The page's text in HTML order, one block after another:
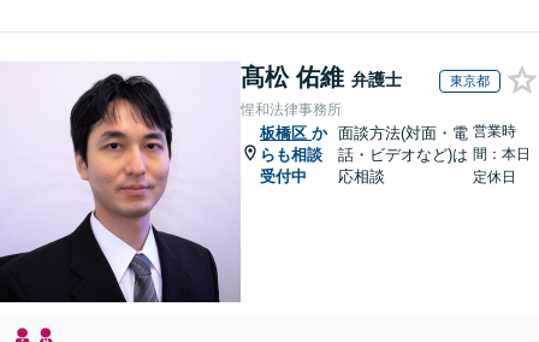
髙松 佑維 弁護士 東京都
惺和法律事務所
板橋区 か
らも相談
受付中
面談方法(対面・電
話・ビデオなど)は
応相談
営業時
間：本日
定休日